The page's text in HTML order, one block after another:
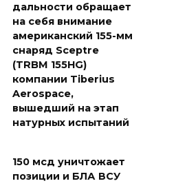
дальности обращает
на себя внимание
американский 155-мм
снаряд Sceptre
(TRBM 155HG)
компании Tiberius
Aerospace,
вышедший на этап
натурных испытаний
150 мсд уничтожает
позиции и БЛА ВСУ